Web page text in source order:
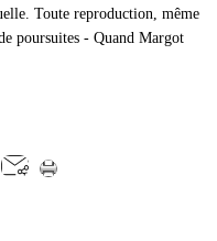
Toute reproduction, même
poursuites - Quand Margot